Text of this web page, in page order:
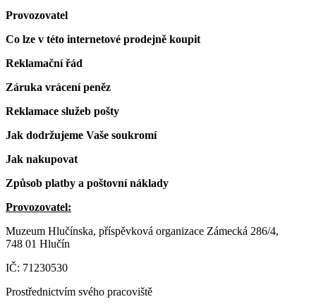
Provozovatel
Co lze v této internetové prodejně koupit
Reklamační řád
Záruka vrácení peněz
Reklamace služeb pošty
Jak dodržujeme Vaše soukromí
Jak nakupovat
Způsob platby a poštovní náklady
Provozovatel:
Muzeum Hlučínska, příspěvková organizace Zámecká 286/4,
748 01 Hlučín
IČ: 71230530
Prostřednictvím svého pracoviště